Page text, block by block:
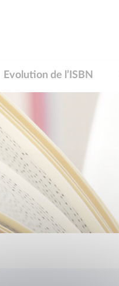
Evolution de l’ISBN